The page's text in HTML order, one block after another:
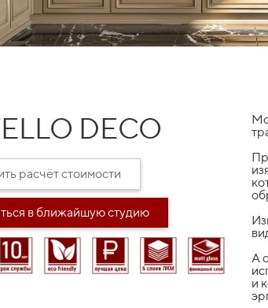
DECO
расчёт стоимости
в ближайшую студию
А
и